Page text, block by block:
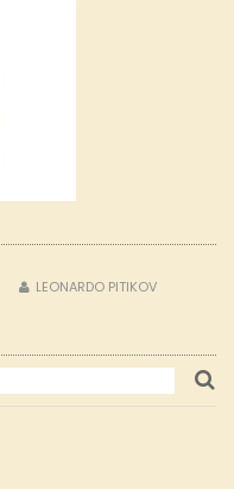
LEONARDO PITIKOV